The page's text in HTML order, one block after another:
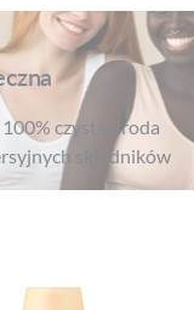
czysta uroda
składników